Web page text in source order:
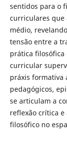
sentidos para o
curriculares que
médio,
tensão entre a
prática filosófica
curricular
práxis formativa
pedagógicos,
se articulam a
reflexão crítica
filosófico no